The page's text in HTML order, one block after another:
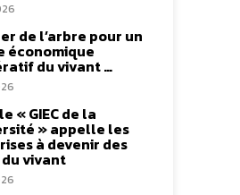
de l’arbre pour un
économique
du vivant …
« GIEC de la
» appelle les
à devenir des
vivant